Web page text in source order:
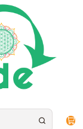
de Santiago